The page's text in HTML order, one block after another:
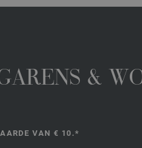
&
VAN € 10.*